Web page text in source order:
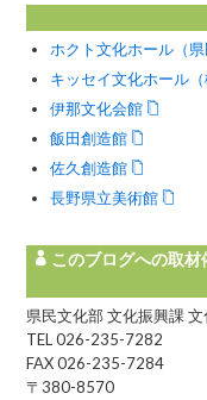
ホクト文化ホール（県
キッセイ文化ホール（
伊那文化会館
飯田創造館
佐久創造館
長野県立美術館
このブログへの取
県民文化部 文化振興課
TEL 026-235-7282
FAX 026-235-7284
〒380-8570